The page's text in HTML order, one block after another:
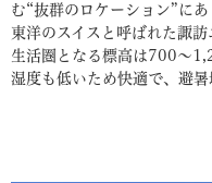
む“抜群のロケーション”にあ
東洋のスイスと呼ばれた諏訪
生活圏となる標高は700～
湿度も低いため快適で、避暑